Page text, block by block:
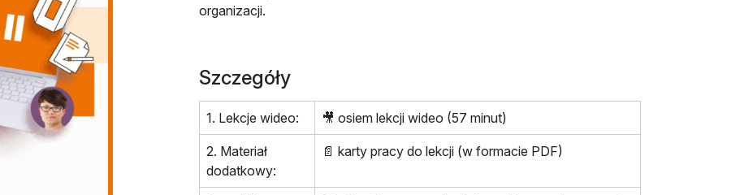
organizacji.
Szczegóły
1. Lekcje wideo: 🎥 osiem lekcji wideo (57 minut)
2. Materiał
dodatkowy:
📄 karty pracy do lekcji (w formacie PDF)